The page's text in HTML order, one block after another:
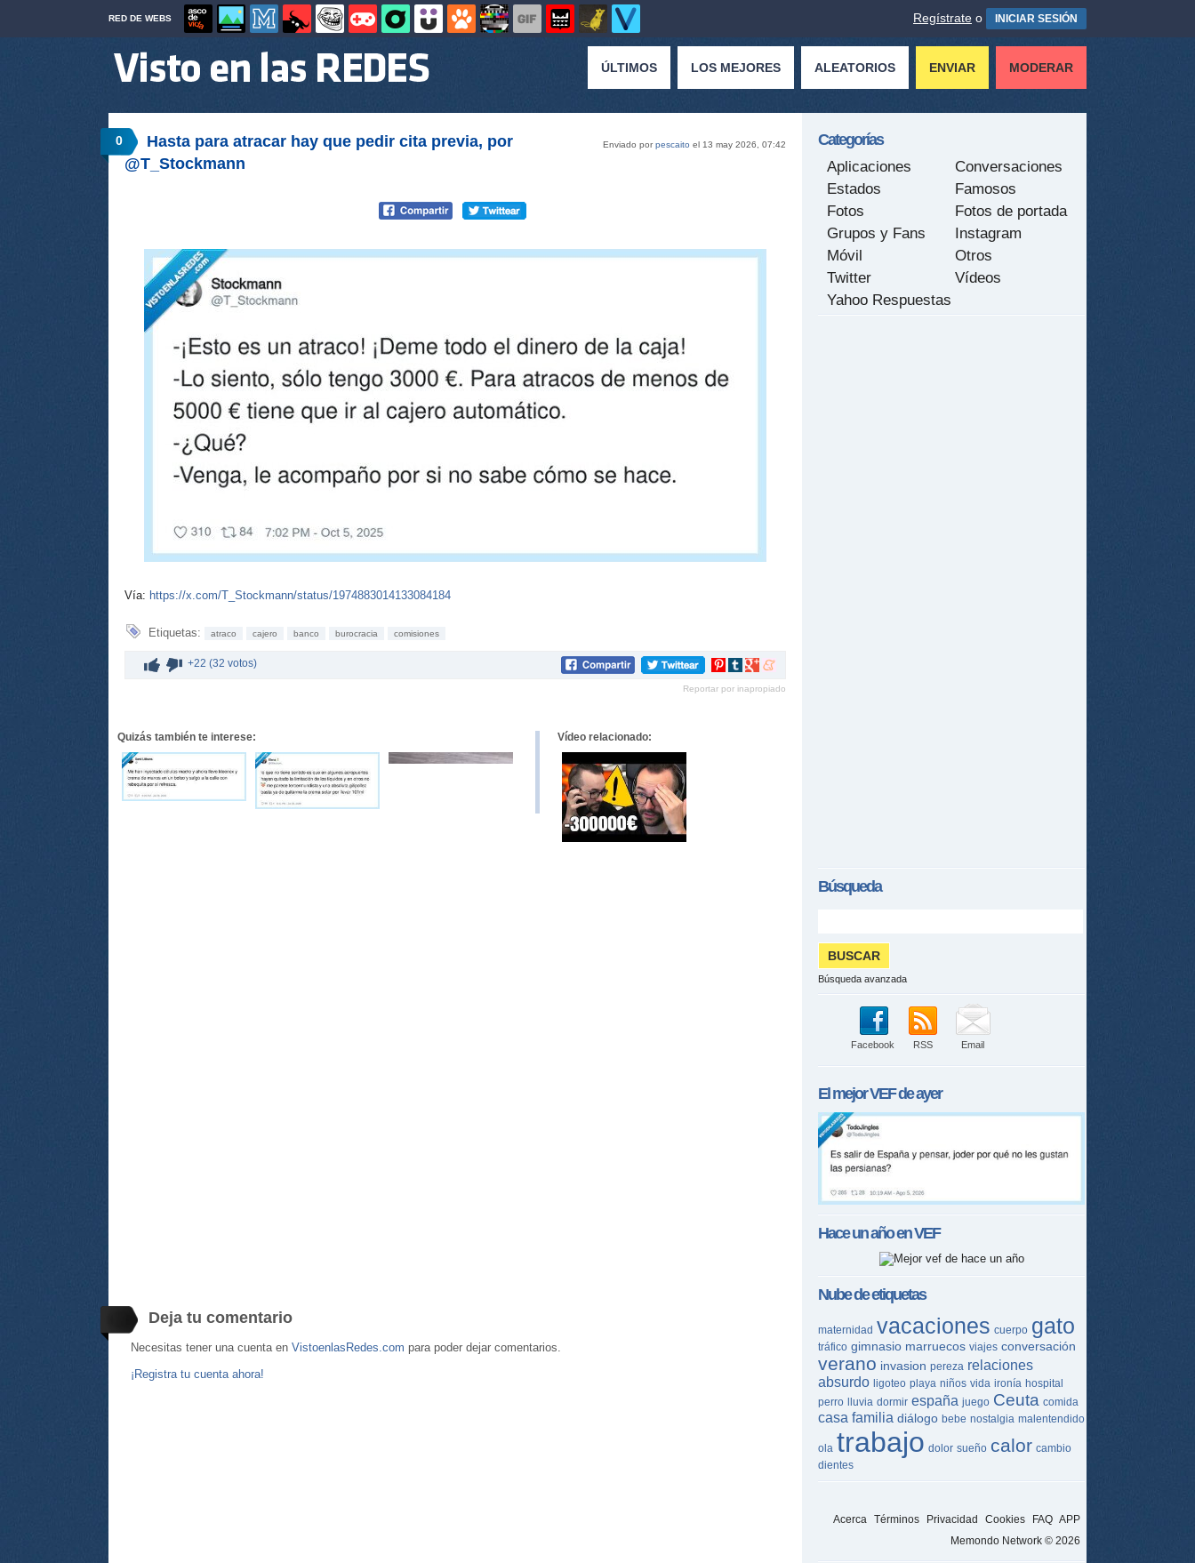
RED DE WEBS Regístrate o INICIAR SESIÓN
ÚLTIMOS LOS MEJORES ALEATORIOS ENVIAR MODERAR
0 Enviado porpescaito el 13 may 2026, 07:42
Hasta para atracar hay que pedir cita previa, por
@T_Stockmann
Vía: https://x.com/T_Stockmann/status/1974883014133084184
Etiquetas: atraco cajero banco burocracia comisiones
+22 (32 votos)
Compartir
Pinterest
Compartir
tumblr
Compartir
Google+
Compartir
meneame
Reportar por inapropiado
Quizás también te interese: Vídeo relacionado:
Deja tu comentario
Necesitas tener una cuenta en VistoenlasRedes.com para poder dejar comentarios.
¡Registra tu cuenta ahora!
Categorías
Aplicaciones
Conversaciones
Estados
Famosos
Fotos
Fotos de portada
Grupos y Fans
Instagram
Móvil
Otros
Twitter
Vídeos
Yahoo Respuestas
Búsqueda
Búsqueda avanzada
Facebook RSS Email
El mejorVEFde ayer
Hace un año enVEF
Nube de etiquetas
maternidad vacaciones cuerpo gato
tráfico gimnasio marruecos viajes conversación
verano invasion pereza relaciones
absurdo ligoteo playa niños vida ironía hospital
perro lluvia dormir españa juego Ceuta comida
casa familia diálogo bebe nostalgia malentendido
ola trabajo dolor sueño calor cambio
dientes
Acerca Términos Privacidad Cookies FAQ APP
Memondo Network © 2026